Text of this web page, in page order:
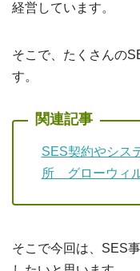
経営しています。
そこで、たくさんの
す。
SES契約やシス
所 グローウィ
そこで今回は、SES